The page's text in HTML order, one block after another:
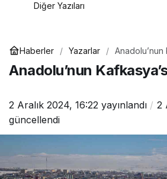
Diğer Yazıları
Haberler Yazarlar Anadolu’nun
Anadolu’nun
2 Aralık 2024, 16:22 yayınlandı
2
güncellendi